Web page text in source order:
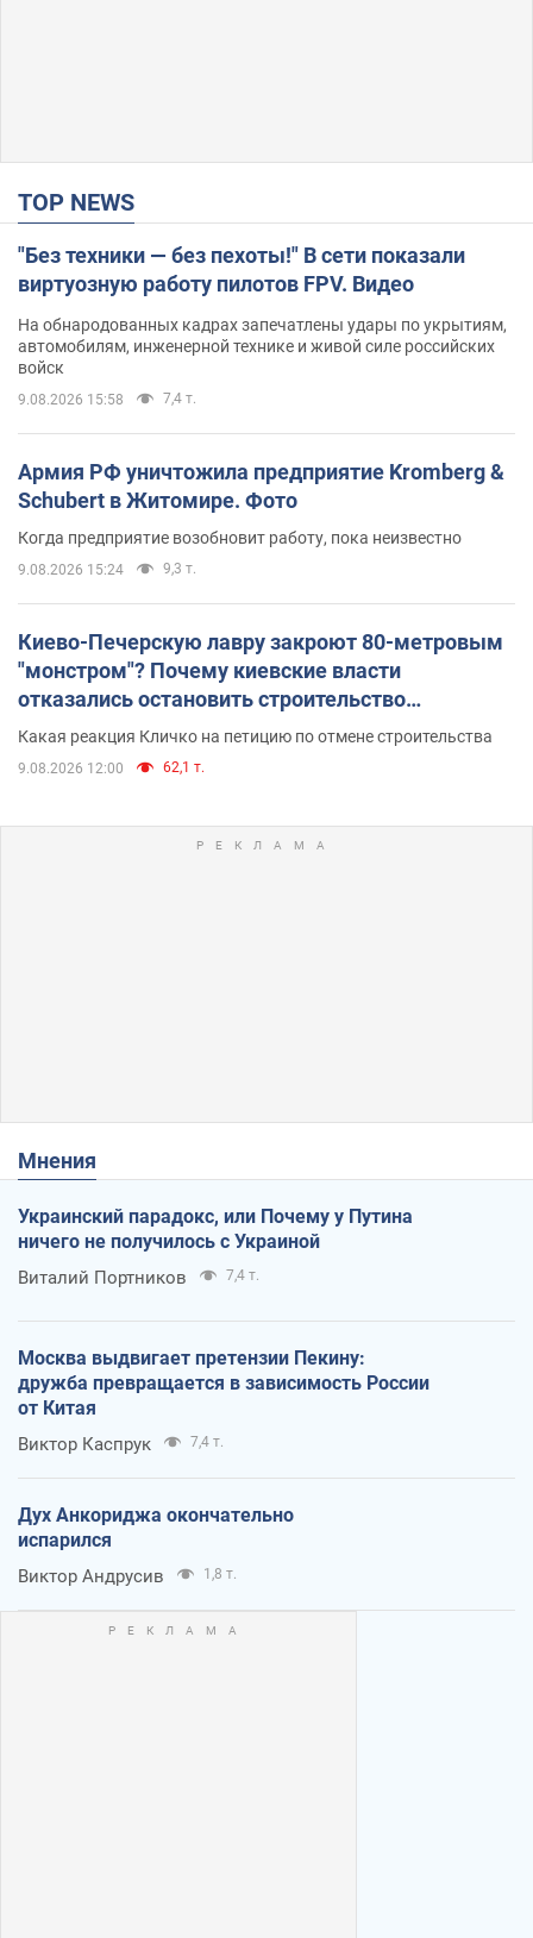
TOP NEWS
"Без техники — без пехоты!" В сети показали
виртуозную работу пилотов FPV. Видео
На обнародованных кадрах запечатлены удары по укрытиям,
автомобилям, инженерной технике и живой силе российских
войск
9.08.2026 15:58 7,4 т.
Армия РФ уничтожила предприятие Kromberg &
Schubert в Житомире. Фото
Когда предприятие возобновит работу, пока неизвестно
9.08.2026 15:24 9,3 т.
Киево-Печерскую лавру закроют 80-метровым
"монстром"? Почему киевские власти
отказались остановить строительство
небоскреба "московского верующего"
Какая реакция Кличко на петицию по отмене строительства
9.08.2026 12:00 62,1 т.
Мнения
Украинский парадокс, или Почему у Путина
ничего не получилось с Украиной
Виталий Портников 7,4 т.
Москва выдвигает претензии Пекину:
дружба превращается в зависимость России
от Китая
Виктор Каспрук 7,4 т.
Дух Анкориджа окончательно
испарился
Виктор Андрусив 1,8 т.